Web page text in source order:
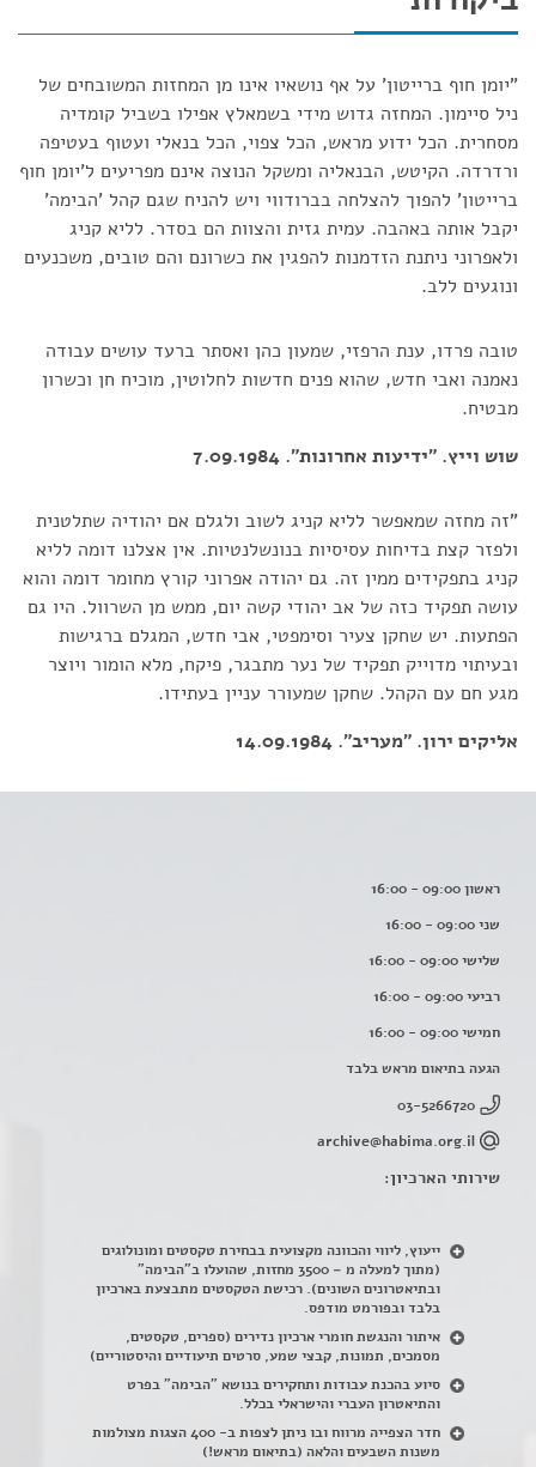
"יומן חוף ברייטון' על אף נושאיו אינו מן המחזות המשובחים של
ניל סיימון. המחזה גדוש מידי בשמאלץ אפילו בשביל קומדיה
מסחרית. הכל ידוע מראש, הכל צפוי, הכל בנאלי ועטוף בעטיפה
ורדרדה. הקיטש, הבנאליה ומשקל הנוצה אינם מפריעים ל'יומן חוף
ברייטון' להפוך להצלחה בברודווי ויש להניח שגם קהל 'הבימה'
יקבל אותה באהבה. עמית גזית והצוות הם בסדר. לליא קניג
ולאפרוני ניתנת הזדמנות להפגין את כשרונם והם טובים, משכנעים
ונוגעים ללב.
טובה פרדו, ענת הרפזי, שמעון כהן ואסתר ברעד עושים עבודה
נאמנה ואבי חדש, שהוא פנים חדשות לחלוטין, מוכיח חן וכשרון
מבטיח.
שוש וייץ. "ידיעות אחרונות". 7.09.1984
"זה מחזה שמאפשר לליא קניג לשוב ולגלם אם יהודיה שתלטנית
ולפזר קצת בדיחות עסיסיות בנונשלנטיות. אין אצלנו דומה לליא
קניג בתפקידים ממין זה. גם יהודה אפרוני קורץ מחומר דומה והוא
עושה תפקיד כזה של אב יהודי קשה יום, ממש מן השרוול. היו גם
הפתעות. יש שחקן צעיר וסימפטי, אבי חדש, המגלם ברגישות
ובעיתוי מדוייק תפקיד של נער מתבגר, פיקח, מלא הומור ויוצר
מגע חם עם הקהל. שחקן שמעורר עניין בעתידו.
אליקים ירון. "מעריב". 14.09.1984
ראשון 09:00 - 16:00
שני 09:00 - 16:00
שלישי 09:00 - 16:00
רביעי 09:00 - 16:00
חמישי 09:00 - 16:00
הגעה בתיאום מראש בלבד
03-5266720
archive@habima.org.il
שירותי הארכיון:
ייעוץ, ליווי והכוונה מקצועית בבחירת טקסטים ומונולוגים
(מתוך למעלה מ – 3500 מחזות, שהועלו ב"הבימה"
ובתיאטרונים השונים). רכישת הטקסטים מתבצעת בארכיון
בלבד ובפורמט מודפס.
איתור והנגשת חומרי ארכיון נדירים (ספרים, טקסטים,
מסמכים, תמונות, קבצי שמע, סרטים תיעודיים והיסטוריים)
סיוע בהכנת עבודות ותחקירים בנושא "הבימה" בפרט
והתיאטרון העברי והישראלי בכלל.
חדר הצפייה מרווח ובו ניתן לצפות ב- 400 הצגות מצולמות
משנות השבעים והלאה (בתיאום מראש!)